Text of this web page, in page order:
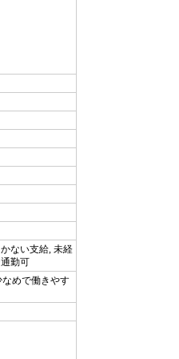
ない支給, 未経
勤可
なめで働きやす